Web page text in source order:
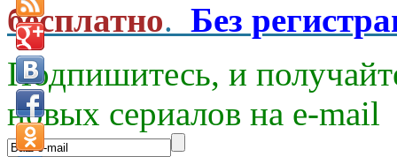
бесплатно. Без
Подпишитесь, и
новых сериалов на e-mаil